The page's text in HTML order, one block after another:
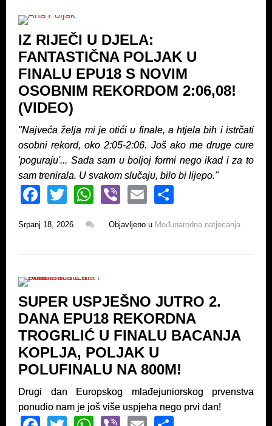
o
k
p
IZ RIJEČI U DJELA:
FANTASTIČNA POLJAK U
FINALU EPU18 S NOVIM
OSOBNIM REKORDOM 2:06,08!
(VIDEO)
"Najveća želja mi je otići u finale, a htjela bih i istrčati
osobni rekord, oko 2:05-2:06. Još ako me druge cure
'poguraju'... Sada sam u boljoj formi nego ikad i za to
sam trenirala. U svakom slučaju, bilo bi lijepo."
F
c
e
o
k
T
tt
er
W
at
s
p
Vi
er
E
ail ar
e
Srpanj 18, 2026 Objavljeno u Međunarodna natjecanja
SUPER USPJEŠNO JUTRO 2.
DANA EPU18 REKORDNA
TROGRLIĆ U FINALU BACANJA
KOPLJA, POLJAK U
POLUFINALU NA 800M!
Drugi dan Europskog mlađejuniorskog prvenstva
ponudio nam je još više uspjeha nego prvi dan!